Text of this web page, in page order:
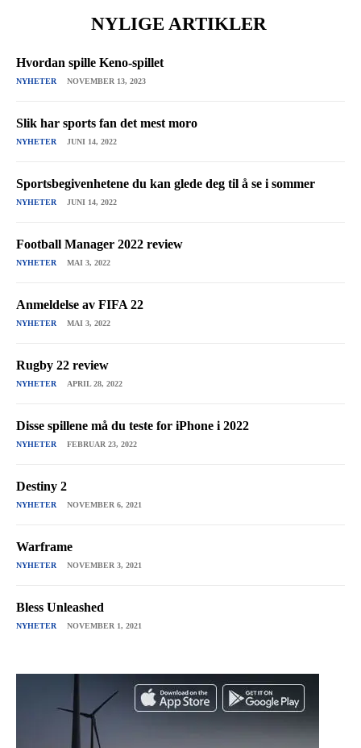
NYLIGE ARTIKLER
Hvordan spille Keno-spillet
NYHETER NOVEMBER 13, 2023
Slik har sports fan det mest moro
NYHETER JUNI 14, 2022
Sportsbegivenhetene du kan glede deg til å se i sommer
NYHETER JUNI 14, 2022
Football Manager 2022 review
NYHETER MAI 3, 2022
Anmeldelse av FIFA 22
NYHETER MAI 3, 2022
Rugby 22 review
NYHETER APRIL 28, 2022
Disse spillene må du teste for iPhone i 2022
NYHETER FEBRUAR 23, 2022
Destiny 2
NYHETER NOVEMBER 6, 2021
Warframe
NYHETER NOVEMBER 3, 2021
Bless Unleashed
NYHETER NOVEMBER 1, 2021